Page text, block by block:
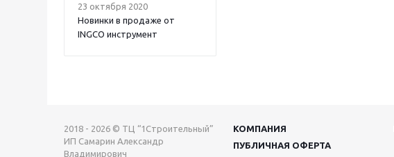
23 октября 2020
Новинки в продаже от
INGCO инструмент
2018 - 2026 © ТЦ “1Строительный”
ИП Самарин Александр
Владимирович
КОМПАНИЯ
ПУБЛИЧНАЯ ОФЕРТА